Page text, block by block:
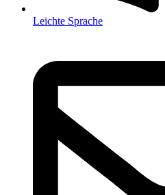
Leichte Sprache